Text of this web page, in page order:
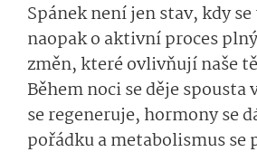
Spánek není jen stav, kdy
naopak o aktivní proces
změn, které ovlivňují naše
Během noci se děje spousta
se regeneruje, hormony se
pořádku a metabolismus se